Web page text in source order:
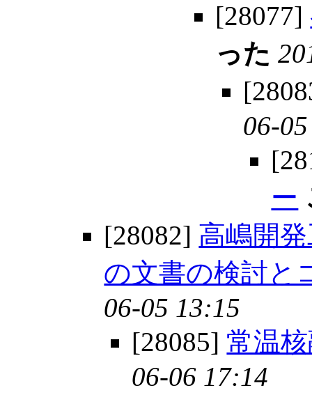
[28077]
った
06-
ー
[28082] 高嶋開
の文書の検討と
06-05 13:15
[28085] 常温
06-06 17:14